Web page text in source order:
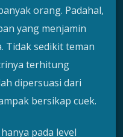
orang. Padahal,
yang menjamin
Tidak sedikit teman
terhitung
dipersuasi dari
bersikap cuek.
pada level